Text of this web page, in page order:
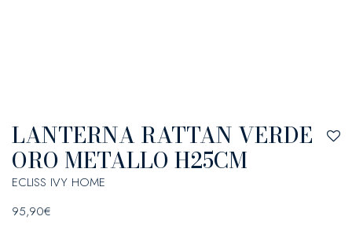
LANTERNA RATTAN VERDE
ORO METALLO H25CM
ECLISS IVY HOME
95,90€